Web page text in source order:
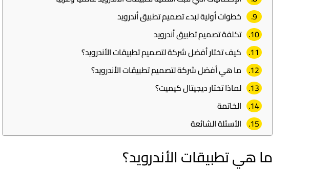
خطوات أولية لبدء تصميم تطبيق أندرويد
تكلفة تصميم تطبيق أندرويد
كيف تختار أفضل شركة لتصميم تطبيقات الأندرويد؟
ما هي أفضل شركة لتصميم تطبيقات الأندرويد؟
لماذا تختار ديجيتال كيميت؟
الخاتمة
الأسئلة الشائعة
ما هي تطبيقات الأندرويد؟